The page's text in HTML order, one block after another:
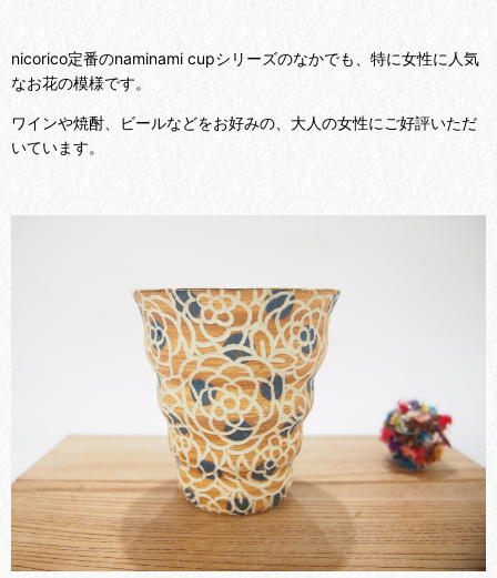
nicorico定番のnaminami cupシリーズのなかでも、特に女性に人気
なお花の模様です。
ワインや焼酎、ビールなどをお好みの、大人の女性にご好評いただ
いています。